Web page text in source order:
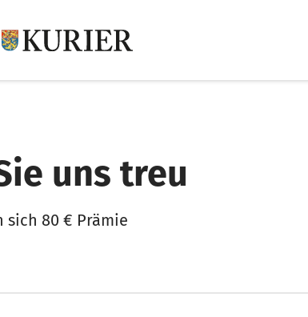
uns treu
sich 80 € Prämie